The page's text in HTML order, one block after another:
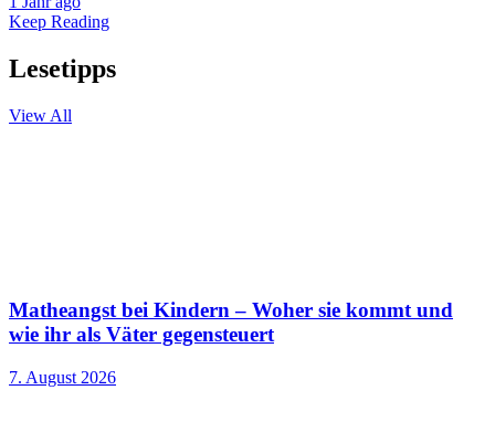
Keep Reading
Lesetipps
View All
Matheangst bei Kindern – Woher sie kommt und
wie ihr als Väter gegensteuert
7. August 2026